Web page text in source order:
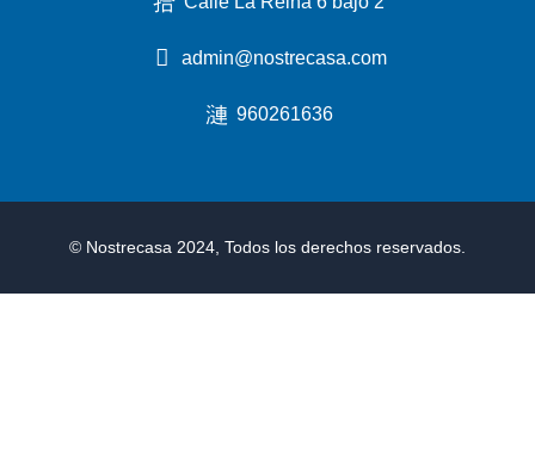
admin@nostrecasa.com
960261636
© Nostrecasa 2024, Todos los derechos reservados.